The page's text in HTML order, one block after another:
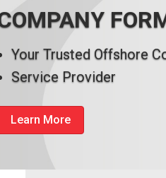
Your Trusted Offshore
Service Provider
Learn More